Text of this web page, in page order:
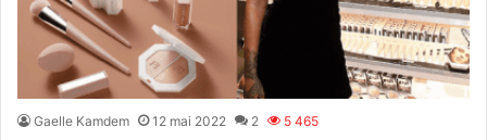
Gaelle Kamdem 12 mai 2022 2 5 465